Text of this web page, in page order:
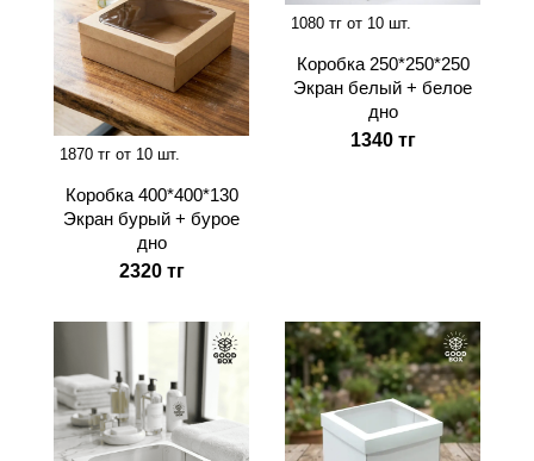
1870 тг от 10 шт.
Коробка 400*400*130
Экран бурый + бурое
дно
2320 тг
1080 тг от 10 шт.
Коробка 250*250*250
Экран белый + белое
дно
1340 тг